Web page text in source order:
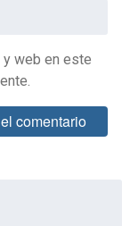
y web en este